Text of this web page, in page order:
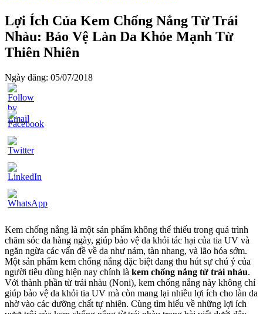
Lợi Ích Của Kem Chống Nắng Từ Trái
Nhàu: Bảo Vệ Làn Da Khỏe Mạnh Từ
Thiên Nhiên
Ngày đăng: 05/07/2018
Kem chống nắng là một sản phẩm không thể thiếu trong quá trình
chăm sóc da hàng ngày, giúp bảo vệ da khỏi tác hại của tia UV và
ngăn ngừa các vấn đề về da như nám, tàn nhang, và lão hóa sớm.
Một sản phẩm kem chống nắng đặc biệt đang thu hút sự chú ý của
người tiêu dùng hiện nay chính là kem chống nắng từ trái nhàu.
Với thành phần từ trái nhàu (Noni), kem chống nắng này không chỉ
giúp bảo vệ da khỏi tia UV mà còn mang lại nhiều lợi ích cho làn da
nhờ vào các dưỡng chất tự nhiên. Cùng tìm hiểu về những lợi ích